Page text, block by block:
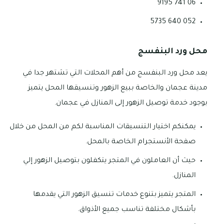
06 741 9195
052 640 5735
محل ورد البنفسج
يعد محل ورد البنفسج من أهم المحلات التي تشتهر جدا في
مدينة عجمان والخاصة ببيع الزهور وتنسيقها المحل يتميز
بوجود خدمة توصيل الزهور إلى المنازل في عجمان.
يمكنكم اختيار التنسيقات المناسبة لكم من المحل من خلال
صفحة الأنستجرام الخاصة بالمحل.
حيث أن العاملون في المتجر يتكفلون بتوصيل الزهور إلي
المنازل.
المتجر يتميز بتنوع خدمات تنسيق الزهور التي يقدمها
بأشكال مختلفة تناسب جميع الأذواق.